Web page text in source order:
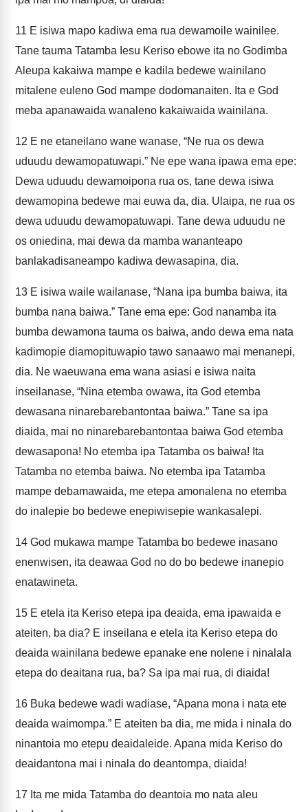
11 E isiwa mapo kadiwa ema rua dewamoile wainilee.
Tane tauma Tatamba Iesu Keriso ebowe ita no Godimba
Aleupa kakaiwa mampe e kadila bedewe wainilano
mitalene euleno God mampe dodomanaiten. Ita e God
meba apanawaida wanaleno kakaiwaida wainilana.
12 E ne etaneilano wane wanase, “Ne rua os dewa
uduudu dewamopatuwapi.” Ne epe wana ipawa ema epe:
Dewa uduudu dewamoipona rua os, tane dewa isiwa
dewamopina bedewe mai euwa da, dia. Ulaipa, ne rua os
dewa uduudu dewamopatuwapi. Tane dewa uduudu ne
os oniedina, mai dewa da mamba wananteapo
banlakadisaneampo kadiwa dewasapina, dia.
13 E isiwa waile wailanase, “Nana ipa bumba baiwa, ita
bumba nana baiwa.” Tane ema epe: God nanamba ita
bumba dewamona tauma os baiwa, ando dewa ema nata
kadimopie diamopituwapio tawo sanaawo mai menanepi,
dia. Ne waeuwana ema wana asiasi e isiwa naita
inseilanase, “Nina etemba owawa, ita God etemba
dewasana ninarebarebantontaa baiwa.” Tane sa ipa
diaida, mai no ninarebarebantontaa baiwa God etemba
dewasapona! No etemba ipa Tatamba os baiwa! Ita
Tatamba no etemba baiwa. No etemba ipa Tatamba
mampe debamawaida, me etepa amonalena no etemba
do inalepie bo bedewe enepiwisepie wankasalepi.
14 God mukawa mampe Tatamba bo bedewe inasano
enenwisen, ita deawaa God no do bo bedewe inanepio
enatawineta.
15 E etela ita Keriso etepa ipa deaida, ema ipawaida e
ateiten, ba dia? E inseilana e etela ita Keriso etepa do
deaida wainilana bedewe epanake ene nolene i ninalala
etepa do deaitana rua, ba? Sa ipa mai rua, di diaida!
16 Buka bedewe wadi wadiase, “Apana mona i nata ete
deaida waimompa.” E ateiten ba dia, me mida i ninala do
ninantoia mo etepu deaidaleide. Apana mida Keriso do
deaidantona mai i ninala do deantompa, diaida!
17 Ita me mida Tatamba do deantoia mo nata aleu